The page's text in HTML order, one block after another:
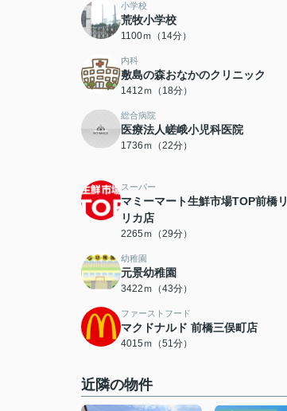
小学校
荒牧小学校
1100ｍ（14分）
内科
敷島の森おなかのクリニック
1412ｍ（18分）
総合病院
医療法人嵯峨小児科医院
1736ｍ（22分）
スーパー
マミーマート生鮮市場TOP前橋リ
リカ店
2265ｍ（29分）
幼稚園
元景幼稚園
3422ｍ（43分）
ファーストフード
マクドナルド 前橋三俣町店
4015ｍ（51分）
近隣の物件